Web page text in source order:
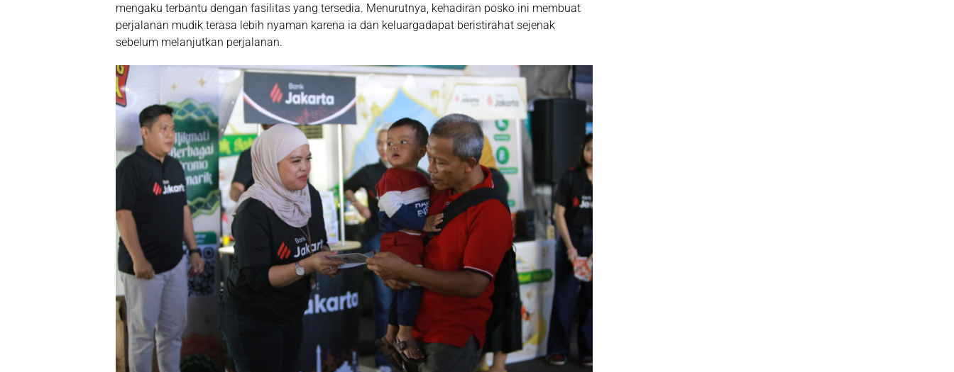
mengaku terbantu dengan fasilitas yang tersedia. Menurutnya, kehadiran posko ini membuat
perjalanan mudik terasa lebih nyaman karena ia dan keluargadapat beristirahat sejenak
sebelum melanjutkan perjalanan.